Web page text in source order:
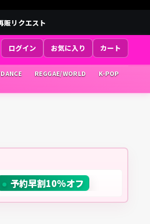
販リクエスト
ログイン お気に入り カート
REGGAE/WORLD
K-POP
予約早割10%オフ